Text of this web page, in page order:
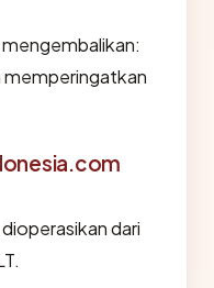
memperingatkan
dari